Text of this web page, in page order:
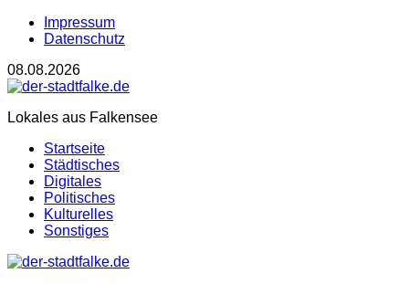
Impressum
Datenschutz
08.08.2026
Lokales aus Falkensee
Startseite
Städtisches
Digitales
Politisches
Kulturelles
Sonstiges